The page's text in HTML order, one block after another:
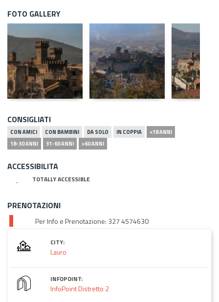
FOTO GALLERY
CONSIGLIATI
CON AMICI CON BAMBINI DA SOLO IN COPPIA
<18 ANNI
18-30 ANNI
31-60 ANNI >60 ANNI
ACCESSIBILITA
TOTALLY ACCESSIBLE
PRENOTAZIONI
Per Info e Prenotazione: 327 4574630
CITY:
Lauro
INFOPOINT:
InfoPoint Distretto 2